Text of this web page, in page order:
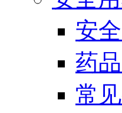
安
药
常